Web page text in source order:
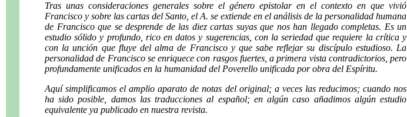
Tras unas consideraciones generales sobre el género epistolar en el contexto en que vivió
Francisco y sobre las cartas del Santo, el A. se extiende en el análisis de la personalidad humana
de Francisco que se desprende de las diez cartas suyas que nos han llegado completas. Es un
estudio sólido y profundo, rico en datos y sugerencias, con la seriedad que requiere la crítica y
con la unción que fluye del alma de Francisco y que sabe reflejar su discípulo estudioso. La
personalidad de Francisco se enriquece con rasgos fuertes, a primera vista contradictorios, pero
profundamente unificados en la humanidad del Poverello unificada por obra del Espíritu.
Aquí simplificamos el amplio aparato de notas del original; a veces las reducimos; cuando nos
ha sido posible, damos las traducciones al español; en algún caso añadimos algún estudio
equivalente ya publicado en nuestra revista.